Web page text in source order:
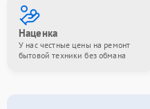
Наценка
У нас честные цены на ремонт
бытовой техники без обмана